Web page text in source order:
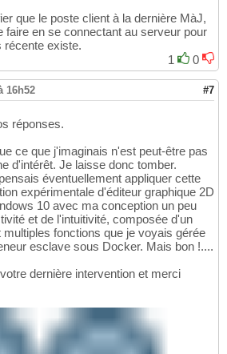
que le poste client à la dernière MàJ,
faire en se connectant au serveur pour
récente existe.
1
0
16h52 #7
réponses.
ce que j'imaginais n'est peut-être pas
d'intérêt. Je laisse donc tomber.
éventuellement appliquer cette
expérimentale d'éditeur graphique 2D
10 avec ma conception un peu
et de l'intuitivité, composée d'un
fonctions que je voyais gérée
esclave sous Docker. Mais bon !....
dernière intervention et merci